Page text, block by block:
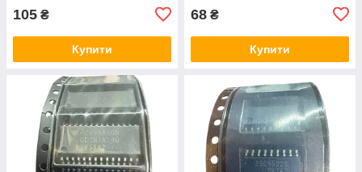
105 ₴
Купити
68 ₴
Купити